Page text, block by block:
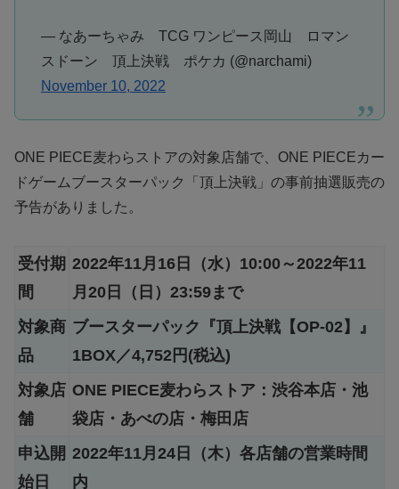
— なあーちゃみ TCG ワンピース岡山 ロマン
スドーン 頂上決戦 ポケカ (@narchami)
November 10, 2022
ONE PIECE麦わらストアの対象店舗で、ONE PIECEカー
ドゲームブースターパック「頂上決戦」の事前抽選販売の
予告がありました。
受付期
間
2022年11月16日（水）10:00～2022年11
月20日（日）23:59まで
対象商
品
ブースターパック『頂上決戦【OP-02】』
1BOX／4,752円(税込)
対象店
舗
ONE PIECE麦わらストア：渋谷本店・池
袋店・あべの店・梅田店
申込開
始日
2022年11月24日（木）各店舗の営業時間
内